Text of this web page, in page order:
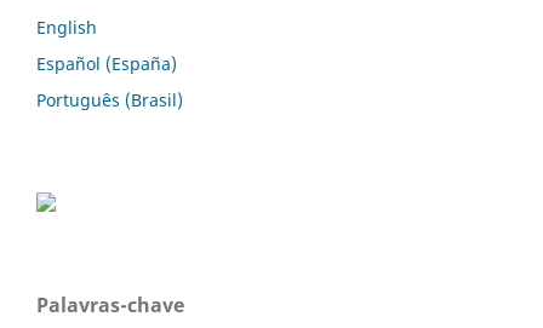
English
Español (España)
Português (Brasil)
Palavras-chave